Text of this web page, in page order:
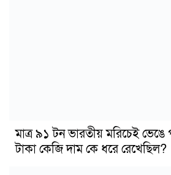
মাত্র ৯১ টন ভারতীয় মরিচেই
টাকা কেজি দাম কে ধরে রেখেছিল?